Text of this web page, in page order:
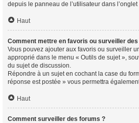
depuis le panneau de l’utilisateur dans
Haut
Comment mettre en favoris ou surveiller
Vous pouvez ajouter aux favoris ou surveiller
approprié dans le menu « Outils de sujet »,
du sujet de discussion.
Répondre à un sujet en cochant la case du
réponse est postée » vous permettra
Haut
Comment surveiller des forums ?